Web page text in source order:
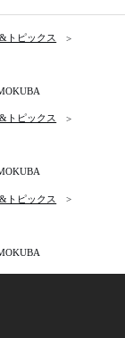
トピックス
トピックス
トピックス